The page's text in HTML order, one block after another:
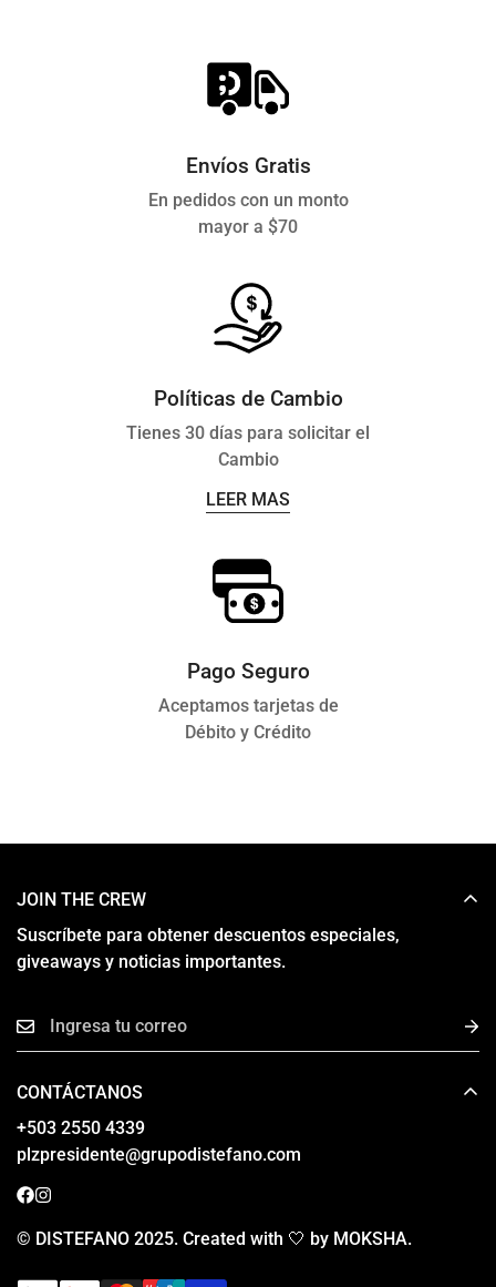
Envíos Gratis
En pedidos con un monto
mayor a $70
Políticas de Cambio
Tienes 30 días para solicitar el
Cambio
LEER MAS
Pago Seguro
Aceptamos tarjetas de
Débito y Crédito
JOIN THE CREW
Suscríbete para obtener descuentos especiales,
giveaways y noticias importantes.
CONTÁCTANOS
‎+503 2550 4339
plzpresidente@grupodistefano.com
© DISTEFANO 2025. Created with 🤍 by MOKSHA.